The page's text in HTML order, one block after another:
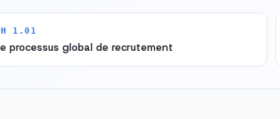
1.01
processus global de recrutement